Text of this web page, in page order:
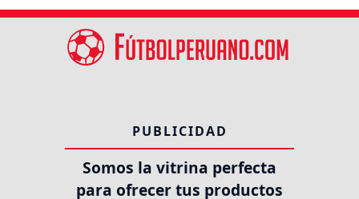
PUBLICIDAD
Somos la vitrina perfecta
para ofrecer tus productos